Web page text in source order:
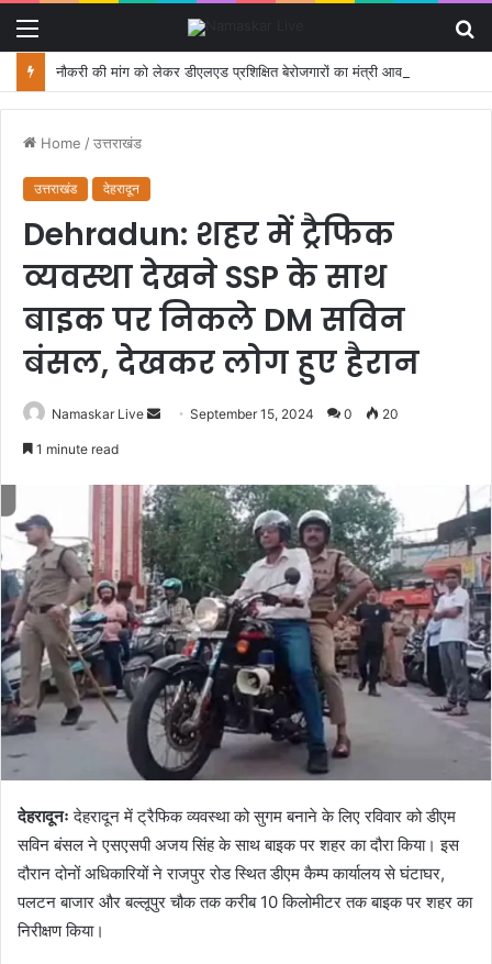
Home /उत्तराखंड
उत्तराखंड देहरादून
Dehradun: शहर में ट्रैफिक
व्यवस्था देखने SSP के साथ
बाइक पर निकले DM सविन
बंसल, देखकर लोग हुए हैरान
Namaskar Live
d
a
n
e
m
a
i
September 15, 2024 0 20
1 minute read
देहरादूनः देहरादून में ट्रैफिक व्यवस्था को सुगम बनाने के लिए रविवार को डीएम
सविन बंसल ने एसएसपी अजय सिंह के साथ बाइक पर शहर का दौरा किया। इस
दौरान दोनों अधिकारियों ने राजपुर रोड स्थित डीएम कैम्प कार्यालय से घंटाघर,
पलटन बाजार और बल्लूपुर चौक तक करीब 10 किलोमीटर तक बाइक पर शहर का
निरीक्षण किया।